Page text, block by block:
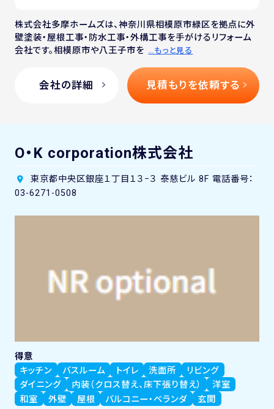
株式会社多摩ホームズは、神奈川県相模原市緑区を拠点に外
壁塗装・屋根工事・防水工事・外構工事を手がけるリフォーム
会社です。相模原市や八王子市を …もっと見る
会社の詳細 見積もりを依頼する
O・K corporation株式会社
東京都中央区銀座１丁目１３−３ 泰慈ビル 8F 電話番号：
03-6271-0508
得意
キッチン
バスルーム トイレ 洗面所
リビング
ダイニング
内装（クロス替え、床下張り替え）
洋室
和室
外壁 屋根 バルコニー・ベランダ 玄関